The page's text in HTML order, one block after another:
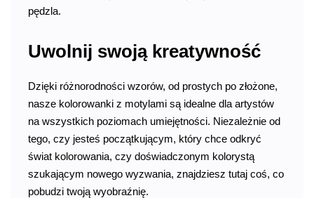
pędzla.
Uwolnij swoją kreatywność
Dzięki różnorodności wzorów, od prostych po złożone,
nasze kolorowanki z motylami są idealne dla artystów
na wszystkich poziomach umiejętności. Niezależnie od
tego, czy jesteś początkującym, który chce odkryć
świat kolorowania, czy doświadczonym kolorystą
szukającym nowego wyzwania, znajdziesz tutaj coś, co
pobudzi twoją wyobraźnię.